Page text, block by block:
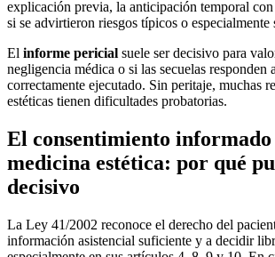
explicación previa, la anticipación temporal
si se advirtieron riesgos típicos o
El informe pericial suele ser decisivo para
negligencia médica o si las secuelas responden
correctamente ejecutado. Sin peritaje, muchas
estéticas tienen dificultades probatorias.
El consentimiento
medicina estética: por qué
decisivo
La Ley 41/2002 reconoce el derecho del
información asistencial suficiente y a decidir